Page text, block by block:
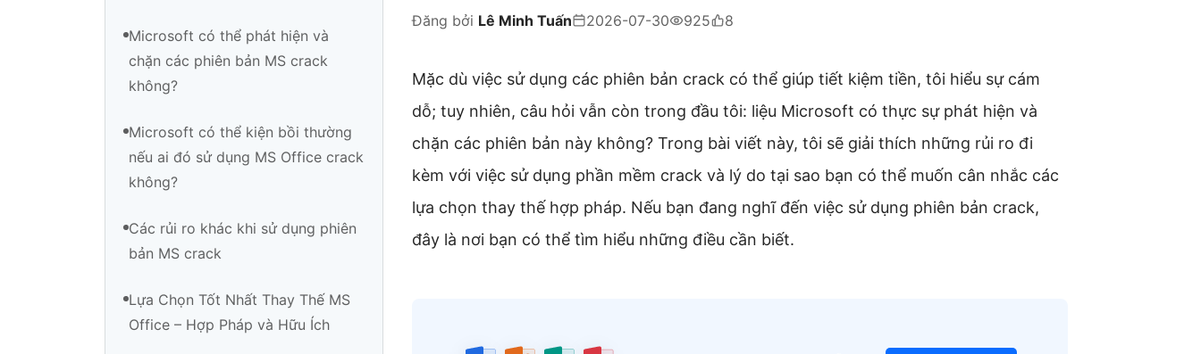
Microsoft có thể phát hiện và
chặn các phiên bản MS crack
không?
Microsoft có thể kiện bồi thường
nếu ai đó sử dụng MS Office crack
không?
Các rủi ro khác khi sử dụng phiên
bản MS crack
Lựa Chọn Tốt Nhất Thay Thế MS
Office – Hợp Pháp và Hữu Ích
Đăng bởi Lê Minh Tuấn 2026-07-30 925 8
Mặc dù việc sử dụng các phiên bản crack có thể giúp tiết kiệm tiền, tôi hiểu sự cám
dỗ; tuy nhiên, câu hỏi vẫn còn trong đầu tôi: liệu Microsoft có thực sự phát hiện và
chặn các phiên bản này không? Trong bài viết này, tôi sẽ giải thích những rủi ro đi
kèm với việc sử dụng phần mềm crack và lý do tại sao bạn có thể muốn cân nhắc các
lựa chọn thay thế hợp pháp. Nếu bạn đang nghĩ đến việc sử dụng phiên bản crack,
đây là nơi bạn có thể tìm hiểu những điều cần biết.